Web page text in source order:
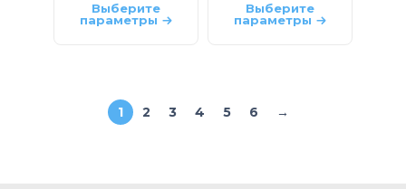
Выберите
параметры
Выберите
параметры
1 2 3 4 5 6 →